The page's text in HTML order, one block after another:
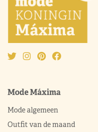
Mode Máxima
Mode algemeen
Outfit van de maand